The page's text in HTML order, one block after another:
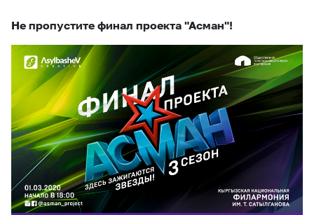
Тарифы Акции Роуминг
eSIM M2M
Услуги
Компания
Не пропустите финал проекта "Асман"!